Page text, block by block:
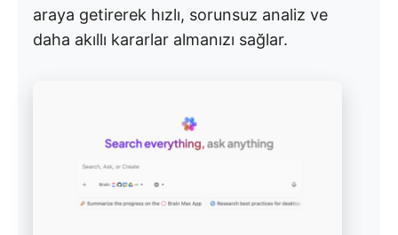
araya getirerek hızlı, sorunsuz analiz ve
daha akıllı kararlar almanızı sağlar.